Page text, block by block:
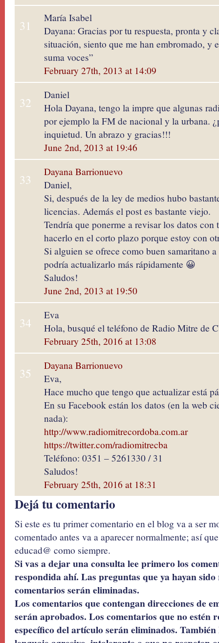
31
María Isabel
Dayana: Gracias por tu respuesta, pronta y
situación, siento que me han embromado, y
suma voces”
February 27th, 2013 at 14:09
32
Daniel
Hola Dayana, tengo la impre que algunas
por ejemplo la FM de nacional y la urbana.
inquietud. Un abrazo y gracias!!!
June 2nd, 2013 at 19:46
33
Dayana Barrionuevo
Daniel,
Si, después de la ley de medios hubo
licencias. Además el post es bastante viejo.
Tendría que ponerme a revisar los datos
hacerlo en el corto plazo porque estoy con
Si alguien se ofrece como buen samaritano
podría actualizarlo más rápidamente 😀
Saludos!
June 2nd, 2013 at 19:50
34
Eva
Hola, busqué el teléfono de Radio Mitre de
February 25th, 2016 at 13:08
35
Dayana Barrionuevo
Eva,
Hace mucho que tengo que actualizar está
En su Facebook están los datos (en la web
nada):
http://www.radiomitrecordoba.com.ar
https://twitter.com/radiomitrecba
Teléfono: 0351 – 5261330 / 31
Saludos!
February 25th, 2016 at 18:31
Dejá tu comentario
Si este es tu primer comentario en el blog va a ser
comentado antes va a aparecer normalmente; así
educad@ como siempre.
Si vas a dejar una consulta lee primero los
respondida ahí. Las preguntas que ya hayan
comentarios serán eliminadas.
Los comentarios que contengan direcciones de
serán aprobados. Los comentarios que no estén
específico del artículo serán eliminados.